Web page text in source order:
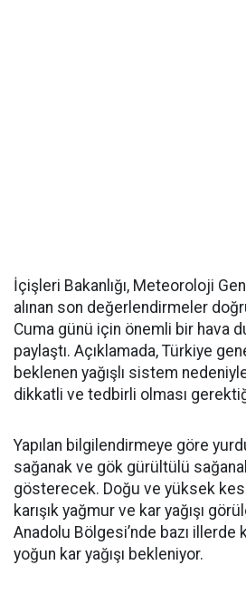
İçişleri Bakanlığı, Meteoroloji
alınan son değerlendirmeler
Cuma günü için önemli bir hava
paylaştı. Açıklamada, Türkiye
beklenen yağışlı sistem
dikkatli ve tedbirli olması
Yapılan bilgilendirmeye göre
sağanak ve gök gürültülü
gösterecek. Doğu ve yüksek
karışık yağmur ve kar yağışı
Anadolu Bölgesi’nde bazı illerde
yoğun kar yağışı bekleniyor.